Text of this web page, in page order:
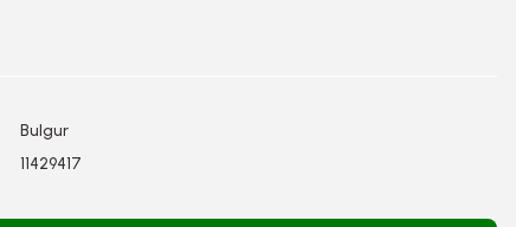
Bulgur
11429417